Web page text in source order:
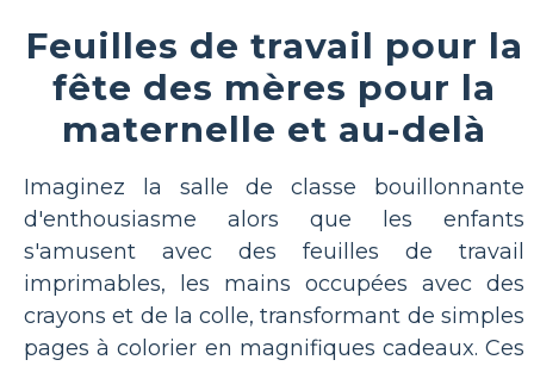
Feuilles de travail pour la
fête des mères pour la
maternelle et au-delà
Imaginez la salle de classe bouillonnante
d'enthousiasme alors que les enfants
s'amusent avec des feuilles de travail
imprimables, les mains occupées avec des
crayons et de la colle, transformant de simples
pages à colorier en magnifiques cadeaux. Ces